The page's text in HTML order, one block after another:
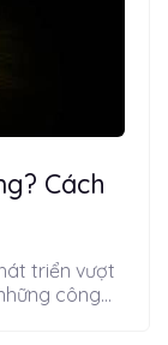
Cách
triển vượt
công...